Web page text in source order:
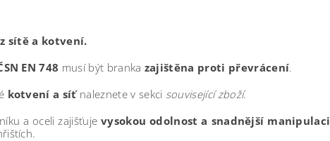
sítě a kotvení.
EN 748 musí být branka zajištěna proti převrácení.
kotvení a síťnaleznete v sekci související zboží.
a oceli zajišťujevysokou odolnost a snadnější manipulaci